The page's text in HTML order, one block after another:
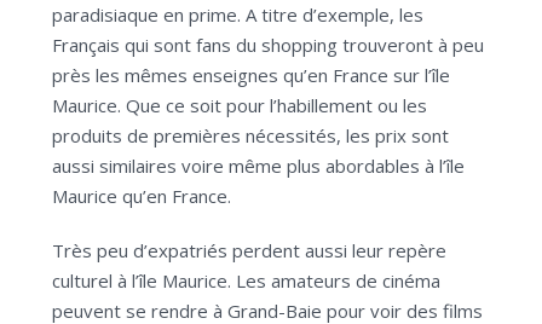
paradisiaque en prime. A titre d’exemple, les
Français qui sont fans du shopping trouveront à peu
près les mêmes enseignes qu’en France sur l’île
Maurice. Que ce soit pour l’habillement ou les
produits de premières nécessités, les prix sont
aussi similaires voire même plus abordables à l’île
Maurice qu’en France.
Très peu d’expatriés perdent aussi leur repère
culturel à l’île Maurice. Les amateurs de cinéma
peuvent se rendre à Grand-Baie pour voir des films